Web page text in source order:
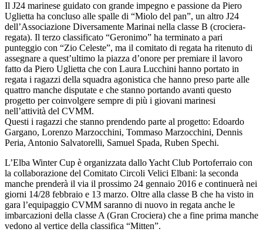
Il J24 marinese guidato con grande impegno e passione da Piero
Uglietta ha concluso alle spalle di “Miolo del pan”, un altro J24
dell’Associazione Diversamente Marinai nella classe B (crociera-
regata). Il terzo classificato “Geronimo” ha terminato a pari
punteggio con “Zio Celeste”, ma il comitato di regata ha ritenuto di
assegnare a quest’ultimo la piazza d’onore per premiare il lavoro
fatto da Piero Uglietta che con Laura Lucchini hanno portato in
regata i ragazzi della squadra agonistica che hanno preso parte alle
quattro manche disputate e che stanno portando avanti questo
progetto per coinvolgere sempre di più i giovani marinesi
nell’attività del CVMM.
Questi i ragazzi che stanno prendendo parte al progetto: Edoardo
Gargano, Lorenzo Marzocchini, Tommaso Marzocchini, Dennis
Peria, Antonio Salvatorelli, Samuel Spada, Ruben Spechi.
L’Elba Winter Cup è organizzata dallo Yacht Club Portoferraio con
la collaborazione del Comitato Circoli Velici Elbani: la seconda
manche prenderà il via il prossimo 24 gennaio 2016 e continuerà nei
giorni 14/28 febbraio e 13 marzo. Oltre alla classe B che ha visto in
gara l’equipaggio CVMM saranno di nuovo in regata anche le
imbarcazioni della classe A (Gran Crociera) che a fine prima manche
vedono al vertice della classifica “Mitten”.